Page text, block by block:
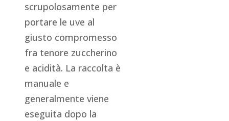
scrupolosamente per
portare le uve al
giusto compromesso
fra tenore zuccherino
e acidità. La raccolta è
manuale e
generalmente viene
eseguita dopo la